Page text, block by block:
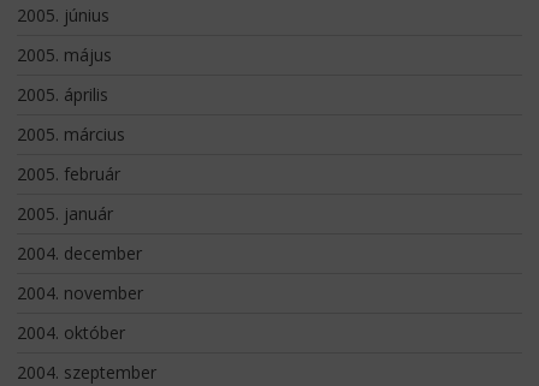
2005. június
2005. május
2005. április
2005. március
2005. február
2005. január
2004. december
2004. november
2004. október
2004. szeptember